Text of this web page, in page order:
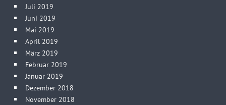
Juli 2019
Juni 2019
Mai 2019
April 2019
März 2019
Februar 2019
Januar 2019
Dezember 2018
November 2018